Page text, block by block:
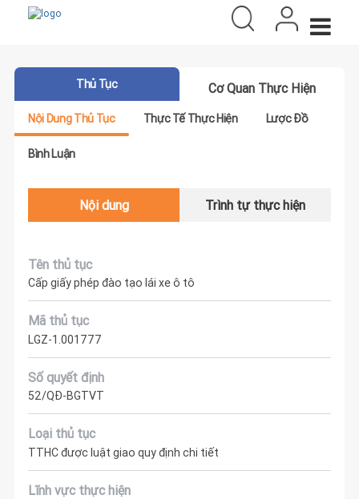
Thủ Tục Cơ Quan Thực Hiện
Nội Dung Thủ Tục Thực Tế Thực Hiện Lược Đồ
Bình Luận
Nội dung Trình tự thực hiện
Tên thủ tục
Cấp giấy phép đào tạo lái xe ô tô
Mã thủ tục
LGZ-1.001777
Số quyết định
52/QĐ-BGTVT
Loại thủ tục
TTHC được luật giao quy định chi tiết
Lĩnh vực thực hiện